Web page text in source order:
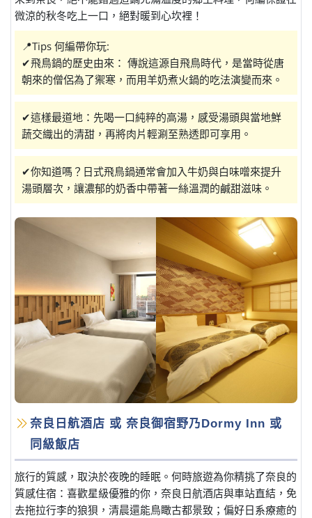
微涼的秋冬吃上一口，絕對暖到心坎裡！
📍Tips 何編帶你玩:
✔飛鳥鍋的歷史由來： 傳說這源自飛鳥時代，是當時從唐
朝來的僧侶為了禦寒，而用羊奶煮火鍋的吃法演變而來。
✔這樣最道地：先喝一口純粹的高湯，感受湯頭與當地鮮
蔬交織出的清甜，再將肉片輕涮至熟透即可享用。
✔你知道嗎？日式飛鳥鍋通常會加入牛奶與白味噌來提升
湯頭層次，讓濃郁的奶香中帶著一絲溫潤的鹹甜滋味。
奈良日航酒店 或 奈良御宿野乃Dormy Inn 或
同級飯店
旅行的質感，取決於夜晚的睡眠。何時旅遊為你精挑了奈良的
質感住宿：喜歡星級優雅的你，奈良日航酒店與車站直結，免
去拖拉行李的狼狽，清晨還能鳥瞰古都景致；偏好日系療癒的